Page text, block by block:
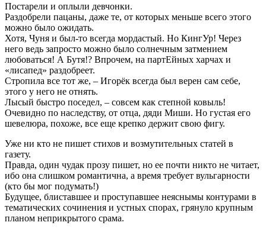
Постарели и оплыли девчонки.
Раздобрели пацаны, даже те, от которых меньше всего этого
можно было ожидать.
Хотя, Чуня и был-то всегда мордастый. Но КингУр! Через
него ведь запросто можно было солнечным затмением
любоваться! А Бутя!? Впрочем, на партЕйных харчах и
«лисапед» раздобреет.
Стропила все тот же, – Игорёк всегда был верен сам себе,
этого у него не отнять.
Лысый быстро поседел, – совсем как степной ковыль!
Очевидно по наследству, от отца, дяди Миши. Но густая его
шевелюра, похоже, все еще крепко держит свою фигу.
Уже ни кто не пишет стихов и возмутительных статей в
газету.
Правда, один чудак прозу пишет, но ее почти никто не читает,
ибо она слишком романтична, а время требует вульгарности
(кто бы мог подумать!)
Будущее, блиставшее и проступавшее неяснымы контурами в
тематических сочинения и устных спорах, грянуло крупным
планом неприкрытого срама.